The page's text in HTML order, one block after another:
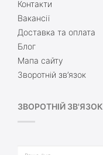
Контакти
Вакансії
Доставка та оплата
Блог
Мапа сайту
Зворотній зв’язок
ЗВОРОТНІЙ ЗВ'ЯЗОК